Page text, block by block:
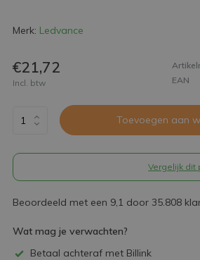
Merk: Ledvance
€21,72
Incl. btw EAN
Toevoegen aan
Vergelijk dit
Beoordeeld met een 9,1 door 35.808
Wat mag je verwachten?
Betaal achteraf met Billink